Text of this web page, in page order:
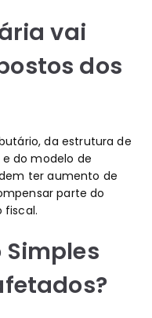
vai
dos
da estrutura de
do modelo de
ter aumento de
parte do
fiscal.